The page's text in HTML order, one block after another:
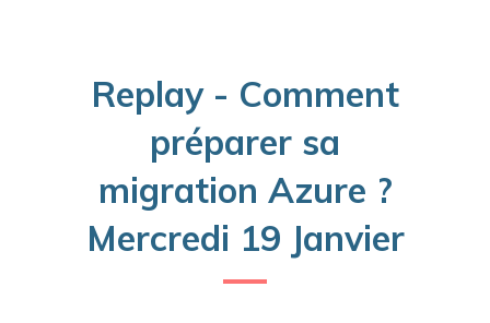
Replay - Comment
préparer sa
migration Azure ?
Mercredi 19 Janvier